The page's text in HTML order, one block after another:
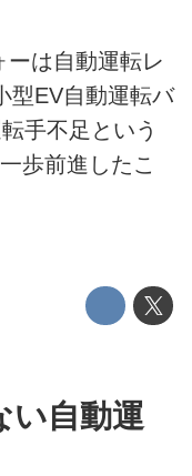
ーは自動運転レ
型EV自動運転バ
手不足という
歩前進したこ
い自動運